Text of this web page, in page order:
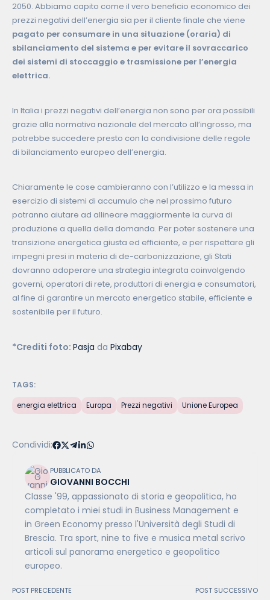
2050. Abbiamo capito come il vero beneficio economico dei
prezzi negativi dell’energia sia per il cliente finale che viene
pagato per consumare in una situazione (oraria) di
sbilanciamento del sistema e per evitare il sovraccarico
dei sistemi di stoccaggio e trasmissione per l’energia
elettrica.
In Italia i prezzi negativi dell’energia non sono per ora possibili
grazie alla normativa nazionale del mercato all’ingrosso, ma
potrebbe succedere presto con la condivisione delle regole
di bilanciamento europeo dell’energia.
Chiaramente le cose cambieranno con l’utilizzo e la messa in
esercizio di sistemi di accumulo che nel prossimo futuro
potranno aiutare ad allineare maggiormente la curva di
produzione a quella della domanda. Per poter sostenere una
transizione energetica giusta ed efficiente, e per rispettare gli
impegni presi in materia di de-carbonizzazione, gli Stati
dovranno adoperare una strategia integrata coinvolgendo
governi, operatori di rete, produttori di energia e consumatori,
al fine di garantire un mercato energetico stabile, efficiente e
sostenibile per il futuro.
*Crediti foto: Pasja da Pixabay
TAGS:
energia elettrica Europa Prezzi negativi Unione Europea
Condividi:
PUBBLICATO DA
GIOVANNI BOCCHI
Classe '99, appassionato di storia e geopolitica, ho
completato i miei studi in Business Management e
in Green Economy presso l'Università degli Studi di
Brescia. Tra sport, nine to five e musica metal scrivo
articoli sul panorama energetico e geopolitico
europeo.
POST PRECEDENTE POST SUCCESSIVO